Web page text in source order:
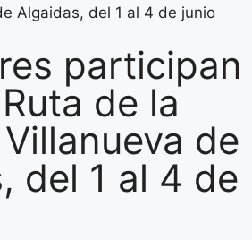
Algaidas, del 1 al 4 de junio
participan
de la
de
del 1 al 4 de